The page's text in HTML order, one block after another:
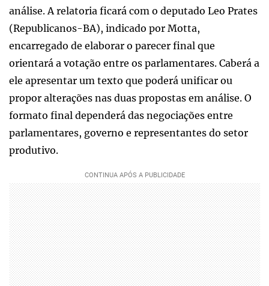
análise. A relatoria ficará com o deputado Leo Prates
(Republicanos-BA), indicado por Motta,
encarregado de elaborar o parecer final que
orientará a votação entre os parlamentares. Caberá a
ele apresentar um texto que poderá unificar ou
propor alterações nas duas propostas em análise. O
formato final dependerá das negociações entre
parlamentares, governo e representantes do setor
produtivo.